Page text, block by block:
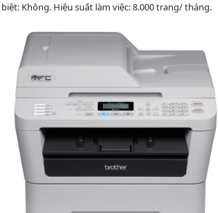
biệt: Không. Hiệu suất làm việc: 8.000 trang/ tháng.